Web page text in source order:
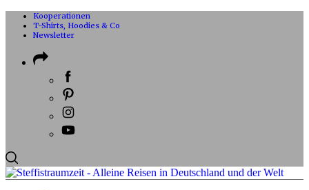
Kooperationen
T-Shirts, Hoodies & Co
Newsletter